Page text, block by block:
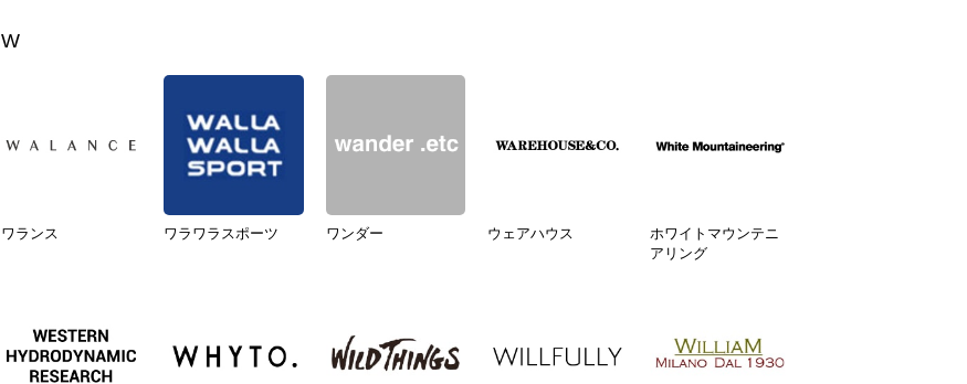
W
ワランス ワラワラスポーツ ワンダー ウェアハウス
ホワイトマウンテニ
アリング